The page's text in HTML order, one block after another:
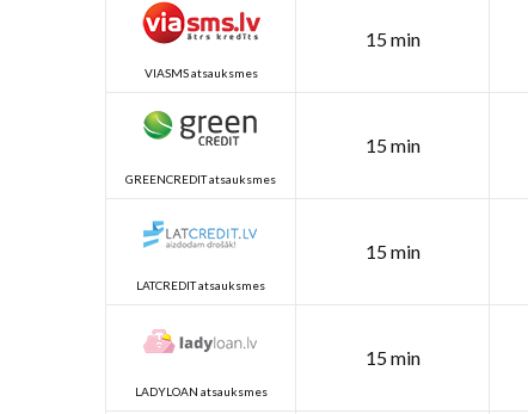
VIASMS atsauksmes
15 min
GREENCREDIT atsauksmes
15 min
LATCREDIT atsauksmes
15 min
LADYLOAN atsauksmes
15 min